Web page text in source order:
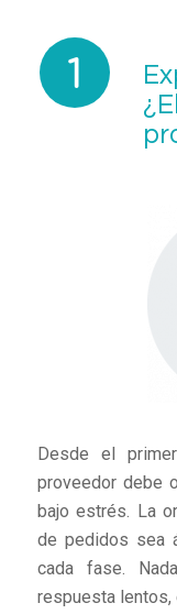
Desde el
proveedor debe
bajo estrés. La
de pedidos sea
cada fase.
respuesta